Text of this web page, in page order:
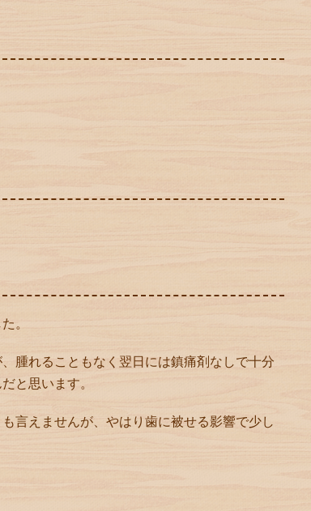
。
腫れることもなく翌日には鎮痛剤なしで十分
と思います。
言えませんが、やはり歯に被せる影響で少し